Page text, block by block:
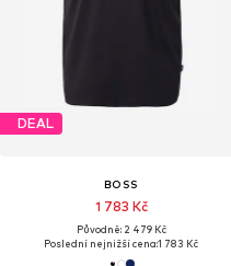
DEAL
BOSS
1 783 Kč
Původně: 2 479 Kč
Poslední nejnižší cena:1 783 Kč